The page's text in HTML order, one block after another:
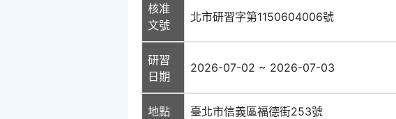
核准
文號
北市研習字第1150604006號
研習
日期
2026-07-02 ~ 2026-07-03
地點 臺北市信義區福德街253號